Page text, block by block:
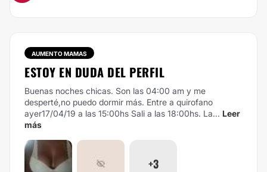
AUMENTO MAMAS
ESTOY EN DUDA DEL PERFIL
Buenas noches chicas. Son las 04:00 am y me
desperté,no puedo dormir más. Entre a quirofano
ayer17/04/19 a las 15:00hs Sali a las 18:00hs. La... Leer
más
+3